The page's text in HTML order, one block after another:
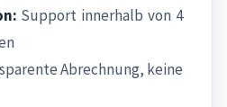
Support innerhalb von 4
Abrechnung, keine